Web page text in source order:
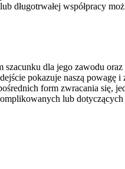
współpracy
dla jego zawodu
pokazuje naszą
form zwracania się,
lub